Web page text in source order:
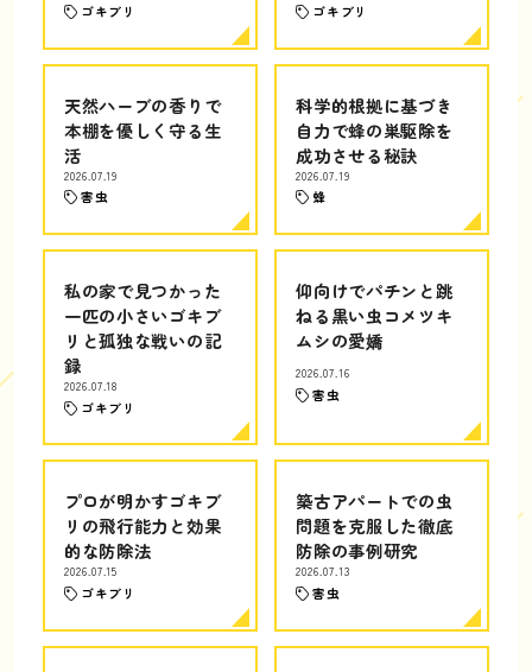
ゴキブリ ゴキブリ
天然ハーブの香りで
本棚を優しく守る生
活
2026.07.19
害虫
科学的根拠に基づき
自力で蜂の巣駆除を
成功させる秘訣
2026.07.19
蜂
私の家で見つかった
一匹の小さいゴキブ
リと孤独な戦いの記
録
2026.07.18
ゴキブリ
仰向けでパチンと跳
ねる黒い虫コメツキ
ムシの愛嬌
2026.07.16
害虫
プロが明かすゴキブ
リの飛行能力と効果
的な防除法
2026.07.15
ゴキブリ
築古アパートでの虫
問題を克服した徹底
防除の事例研究
2026.07.13
害虫